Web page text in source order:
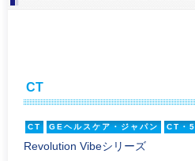
CT
CT GEヘルスケア・ジャパン CT・
Revolution Vibeシリーズ